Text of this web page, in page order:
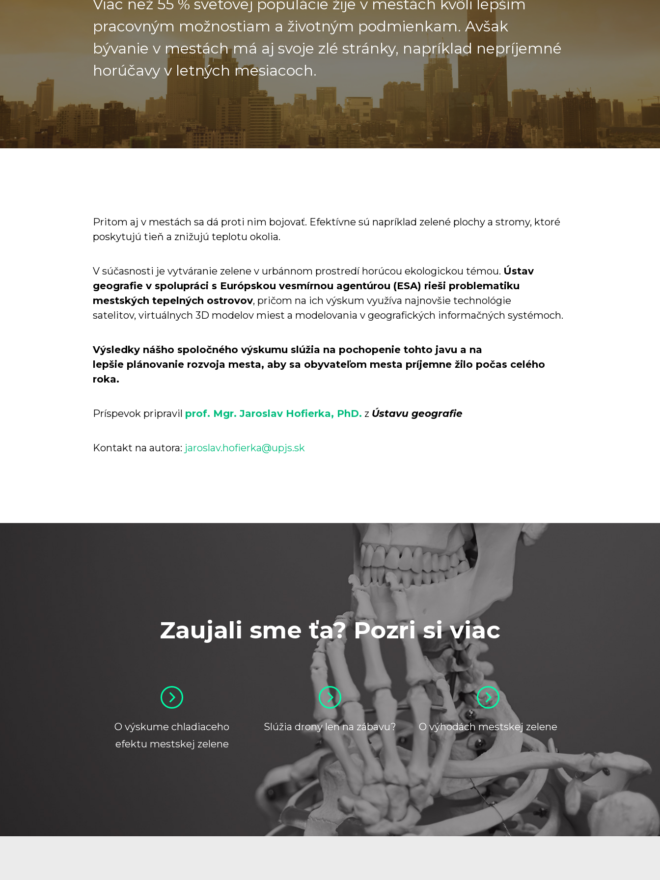
Viac než 55 % svetovej populácie žije v mestách kvôli lepším
pracovným možnostiam a životným podmienkam. Avšak
bývanie v mestách má aj svoje zlé stránky, napríklad nepríjemné
horúčavy v letných mesiacoch.
Pritom aj v mestách sa dá proti nim bojovať. Efektívne sú napríklad zelené plochy a stromy, ktoré
poskytujú tieň a znižujú teplotu okolia.
V súčasnosti je vytváranie zelene v urbánnom prostredí horúcou ekologickou témou. Ústav
geografie v spolupráci s Európskou vesmírnou agentúrou (ESA) rieši problematiku
mestských tepelných ostrovov, pričom na ich výskum využíva najnovšie technológie
satelitov, virtuálnych 3D modelov miest a modelovania v geografických informačných systémoch.
Výsledky nášho spoločného výskumu slúžia na pochopenie tohto javu a na
lepšie plánovanie rozvoja mesta, aby sa obyvateľom mesta príjemne žilo počas celého
roka.
Príspevok pripravil prof. Mgr. Jaroslav Hofierka, PhD. z Ústavu geografie
Kontakt na autora: jaroslav.hofierka@upjs.sk
Zaujali sme ťa? Pozri si viac
O výskume chladiaceho
efektu mestskej zelene
Slúžia drony len na zábavu? O výhodách mestskej zelene